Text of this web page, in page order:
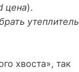
цена).
утеплитель
хвоста», так